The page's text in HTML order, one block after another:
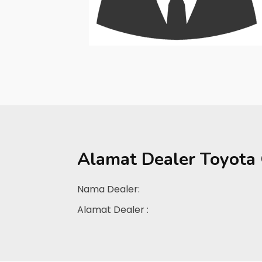
Alamat DealerToyota
Nama Dealer:
Alamat Dealer :